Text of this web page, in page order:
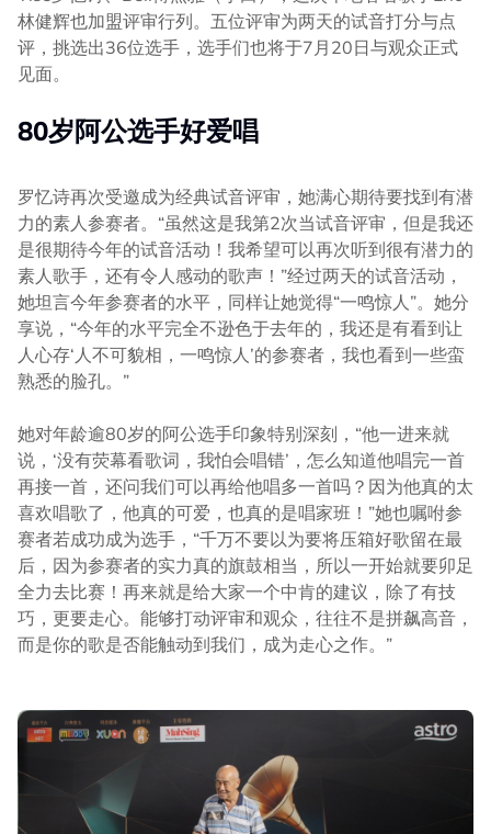
林健辉也加盟评审行列。五位评审为两天的试音打分与点
评，挑选出36位选手，选手们也将于7月20日与观众正式
见面。
80岁阿公选手好爱唱
罗忆诗再次受邀成为经典试音评审，她满心期待要找到有潜
力的素人参赛者。“虽然这是我第2次当试音评审，但是我还
是很期待今年的试音活动！我希望可以再次听到很有潜力的
素人歌手，还有令人感动的歌声！”经过两天的试音活动，
她坦言今年参赛者的水平，同样让她觉得“一鸣惊人”。她分
享说，“今年的水平完全不逊色于去年的，我还是有看到让
人心存‘人不可貌相，一鸣惊人’的参赛者，我也看到一些蛮
熟悉的脸孔。”
她对年龄逾80岁的阿公选手印象特别深刻，“他一进来就
说，‘没有荧幕看歌词，我怕会唱错’，怎么知道他唱完一首
再接一首，还问我们可以再给他唱多一首吗？因为他真的太
喜欢唱歌了，他真的可爱，也真的是唱家班！”她也嘱咐参
赛者若成功成为选手，“千万不要以为要将压箱好歌留在最
后，因为参赛者的实力真的旗鼓相当，所以一开始就要卯足
全力去比赛！再来就是给大家一个中肯的建议，除了有技
巧，更要走心。能够打动评审和观众，往往不是拼飙高音，
而是你的歌是否能触动到我们，成为走心之作。”